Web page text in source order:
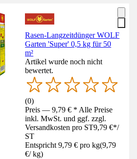
Rasen-Langzeitdünger WOLF
Garten 'Super' 0,5 kg für 50
m²
Artikel wurde noch nicht
bewertet.
(0)
Preis — 9,79 € * Alle Preise
inkl. MwSt. und ggf. zzgl.
Versandkosten pro ST9,79 €*/
ST
Entspricht 9,79 € pro kg(9,79
€/ kg)